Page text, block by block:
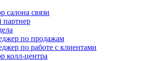
салона связи
по продажам
по работе с клиентами
колл-центра